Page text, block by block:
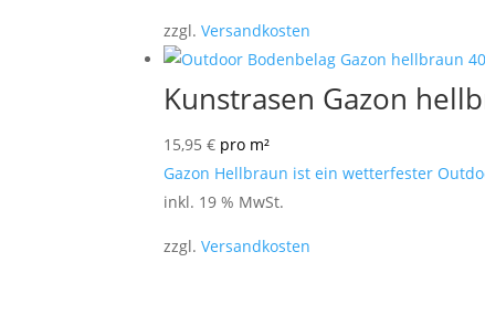
zzgl.Versandkosten
Kunstrasen Gazon
15,95€ pro m²
Gazon Hellbraun ist ein wetterfester
inkl. 19 % MwSt.
zzgl.Versandkosten